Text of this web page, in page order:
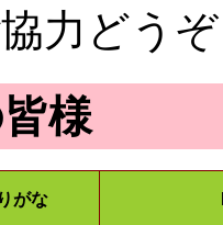
力どう
様
がな